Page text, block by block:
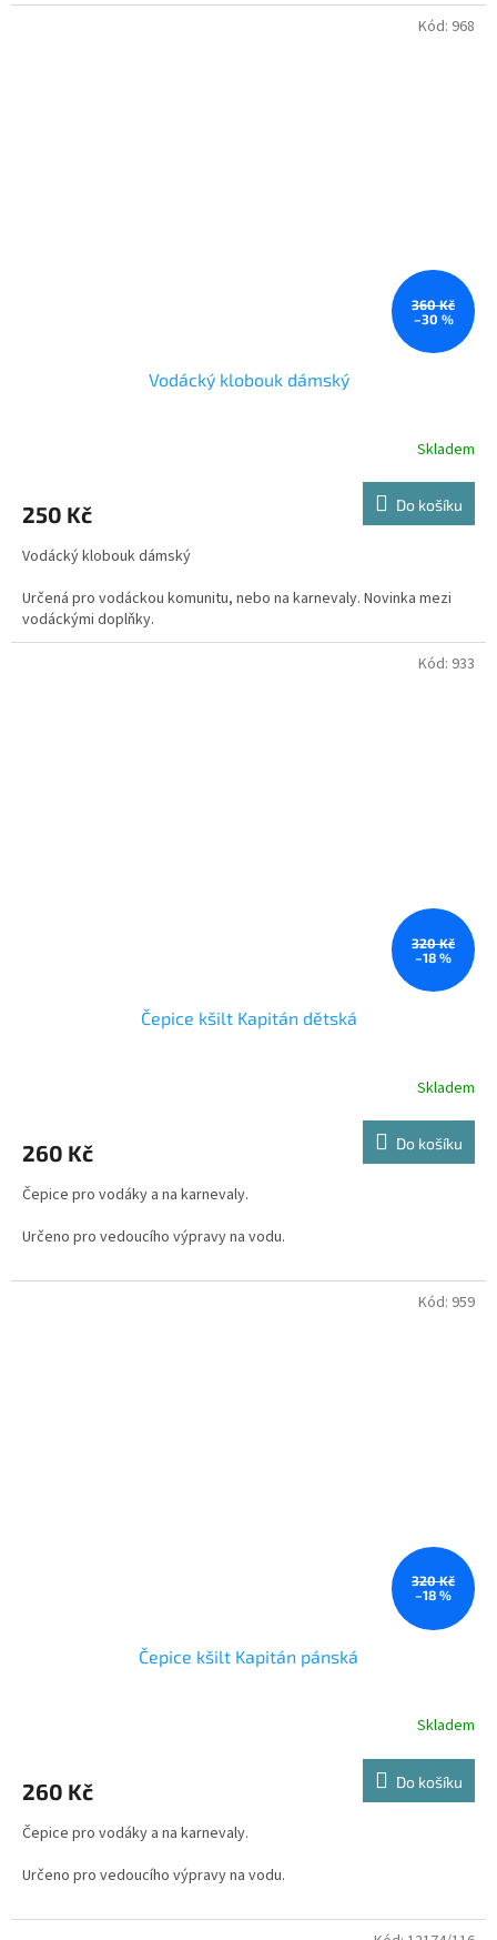
Plošná hmotnost: 150 - 160 g/m2
360 Kč
–30 %
Vodácký klobouk dámský
je
z
hvězdiček.
Skladem
250 Kč Do košíku
Vodácký klobouk dámský
Určená pro vodáckou komunitu, nebo na karnevaly. Novinka mezi
vodáckými doplňky.
Klobouk můžete doplnit námořnickým tričkem na který Vám rádi
Kód: 968
320 Kč
–18 %
Čepice kšilt Kapitán dětská
je
z
hvězdiček.
Skladem
260 Kč Do košíku
Čepice pro vodáky a na karnevaly.
Určeno pro vedoucího výpravy na vodu.
Čepici můžete doplnit námořnickým tričkem, které Vám rádi
Kód: 933
320 Kč
–18 %
Čepice kšilt Kapitán pánská
Skladem
260 Kč Do košíku
Čepice pro vodáky a na karnevaly.
Určeno pro vedoucího výpravy na vodu.
Čepici můžete doplnit námořnickým tričkem, které Vám rádi
Kód: 959